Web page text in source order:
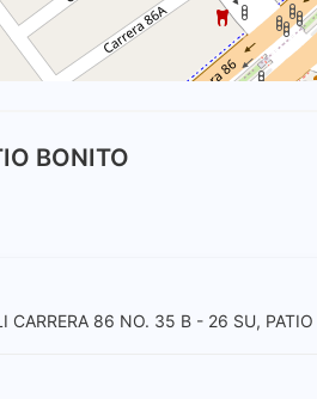
BONITO
CARRERA 86 NO. 35 B - 26 SU,